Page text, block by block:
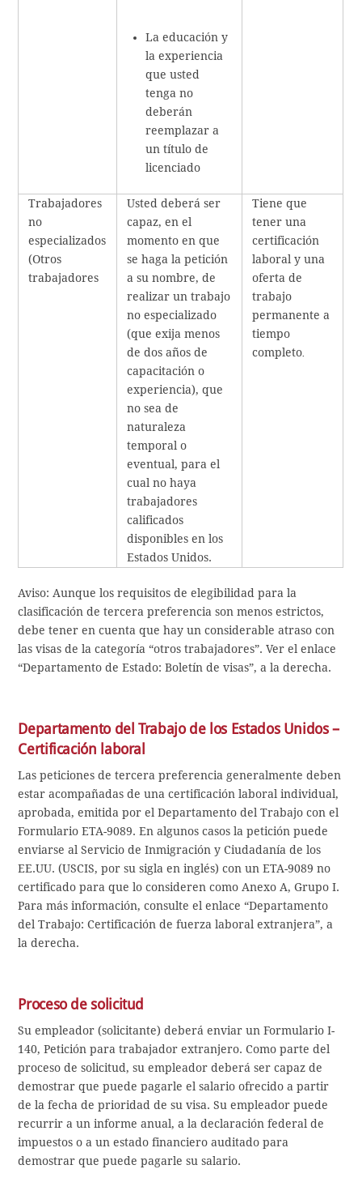
La educación y
la experiencia
que usted
tenga no
deberán
reemplazar a
un título de
licenciado
Trabajadores
no
especializados
(Otros
trabajadores
Usted deberá ser
capaz, en el
momento en que
se haga la petición
a su nombre, de
realizar un trabajo
no especializado
(que exija menos
de dos años de
capacitación o
experiencia), que
no sea de
naturaleza
temporal o
eventual, para el
cual no haya
trabajadores
calificados
disponibles en los
Estados Unidos.
Tiene que
tener una
certificación
laboral y una
oferta de
trabajo
permanente a
tiempo
completo
Aviso: Aunque los requisitos de elegibilidad para la
clasificación de tercera preferencia son menos estrictos,
debe tener en cuenta que hay un considerable atraso con
las visas de la categoría “otros trabajadores”. Ver el enlace
“Departamento de Estado: Boletín de visas”, a la derecha.
Departamento del Trabajo de los Estados Unidos –
Certificación laboral
Las peticiones de tercera preferencia generalmente deben
estar acompañadas de una certificación laboral individual,
aprobada, emitida por el Departamento del Trabajo con el
Formulario ETA-9089. En algunos casos la petición puede
enviarse al Servicio de Inmigración y Ciudadanía de los
EE.UU. (USCIS, por su sigla en inglés) con un ETA-9089 no
certificado para que lo consideren como Anexo A, Grupo I.
Para más información, consulte el enlace “Departamento
del Trabajo: Certificación de fuerza laboral extranjera”, a
la derecha.
Proceso de solicitud
Su empleador (solicitante) deberá enviar un Formulario I-
140, Petición para trabajador extranjero. Como parte del
proceso de solicitud, su empleador deberá ser capaz de
demostrar que puede pagarle el salario ofrecido a partir
de la fecha de prioridad de su visa. Su empleador puede
recurrir a un informe anual, a la declaración federal de
impuestos o a un estado financiero auditado para
demostrar que puede pagarle su salario.